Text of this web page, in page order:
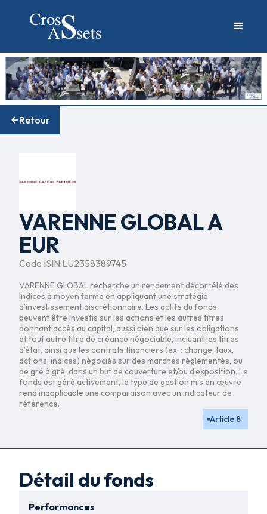
Retour
VARENNE GLOBAL A
EUR
Code ISIN:LU2358389745
VARENNE GLOBAL recherche un rendement décorrélé des
indices à moyen terme en appliquant une stratégie
d’investissement discrétionnaire. Les actifs du fonds
peuvent être investis sur les actions et les autres titres
donnant accès au capital, aussi bien que sur les obligations
et tout autre titre de créance négociable, incluant les titres
d’état, ainsi que les contrats financiers (ex. : change, taux,
actions, indices) négociés sur des marchés réglementés, ou
de gré à gré, dans un but de couverture et/ou d’exposition. Le
fonds est géré activement, le type de gestion mis en œuvre
rend inapplicable une comparaison avec un indicateur de
référence.
Article 8
Détail du fonds
Performances